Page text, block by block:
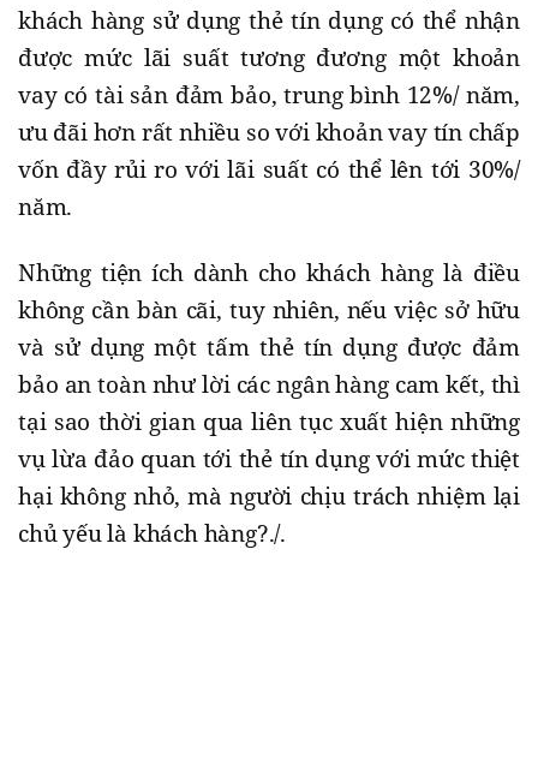
khách hàng sử dụng thẻ tín dụng có thể nhận
được mức lãi suất tương đương một khoản
vay có tài sản đảm bảo, trung bình 12%/ năm,
ưu đãi hơn rất nhiều so với khoản vay tín chấp
vốn đầy rủi ro với lãi suất có thể lên tới 30%/
năm.
Những tiện ích dành cho khách hàng là điều
không cần bàn cãi, tuy nhiên, nếu việc sở hữu
và sử dụng một tấm thẻ tín dụng được đảm
bảo an toàn như lời các ngân hàng cam kết, thì
tại sao thời gian qua liên tục xuất hiện những
vụ lừa đảo quan tới thẻ tín dụng với mức thiệt
hại không nhỏ, mà người chịu trách nhiệm lại
chủ yếu là khách hàng?./.